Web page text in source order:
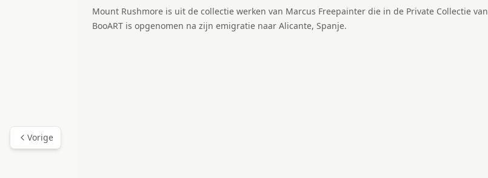
Vorige
Mount Rushmore is uit de collectie werken van Marcus Freepainter die in de Private Collectie van
BooART is opgenomen na zijn emigratie naar Alicante, Spanje.